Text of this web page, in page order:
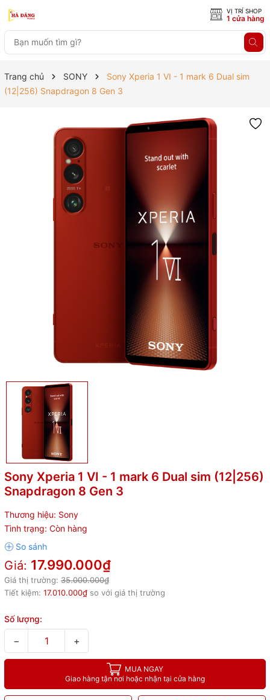
VỊ TRÍ SHOP
1 cửa hàng
Trang chủ SONY
Sony Xperia 1 VI - 1 mark 6 Dual sim
(12|256) Snapdragon 8 Gen 3
Sony Xperia 1 VI - 1 mark 6 Dual sim (12|256)
Snapdragon 8 Gen 3
Thương hiệu: Sony
Tình trạng: Còn hàng
Giá: 17.990.000₫
Giá thị trường: 35.000.000₫
Tiết kiệm: 17.010.000₫ so với giá thị trường
Số lượng:
− +
MUA NGAY
Giao hàng tận nơi hoặc nhận tại cửa hàng